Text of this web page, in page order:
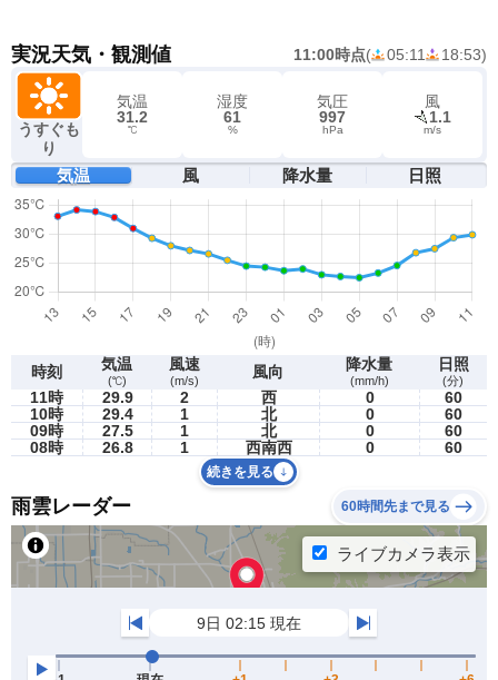
実況天気・観測値 11:00時点( 05:11 18:53)
うすぐも
り
気温
31.2
℃
湿度
61
%
気圧
997
hPa
風
1.1
m/s
気温 風 降水量 日照
時刻 気温
(℃)
風速
(m/s) 風向 降水量
(mm/h)
日照
(分)
11時 29.9 2 西 0
60
10時
29.4 1 北 0
60
09時
27.5 1 北 0
60
08時
26.8 1 西南西 0 60
続きを見る
雨雲レーダー 60時間先まで見る